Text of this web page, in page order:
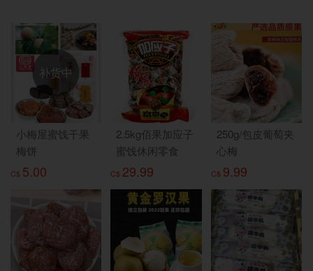
补货中
小梅屋蜜饯干果
梅饼
C$ 5.00
2.5kg佰果加应子
蜜饯休闲零食
C$ 29.99
250g/包皮葡萄夹
心梅
C$ 9.99